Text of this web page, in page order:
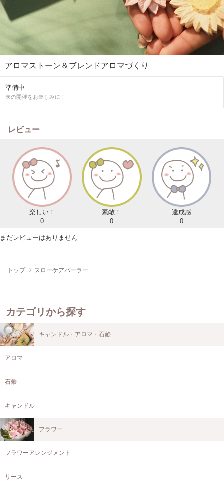
アロマストーン＆ブレンドアロマづくり
準備中
次の開催をお楽しみに！
レビュー
楽しい！
0
素敵！
0
達成感
0
まだレビューはありません
トップ スローケアパーラー
カテゴリから探す
キャンドル・アロマ・石鹸
アロマ
石鹸
キャンドル
フラワー
フラワーアレンジメント
リース